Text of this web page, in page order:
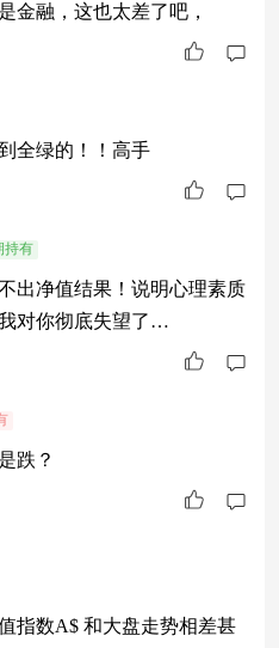
金融，这也太差了吧，
全绿的！！高手
持有
出净值结果！说明心理素质
对你彻底失望了…
跌？
指数A$ 和大盘走势相差甚